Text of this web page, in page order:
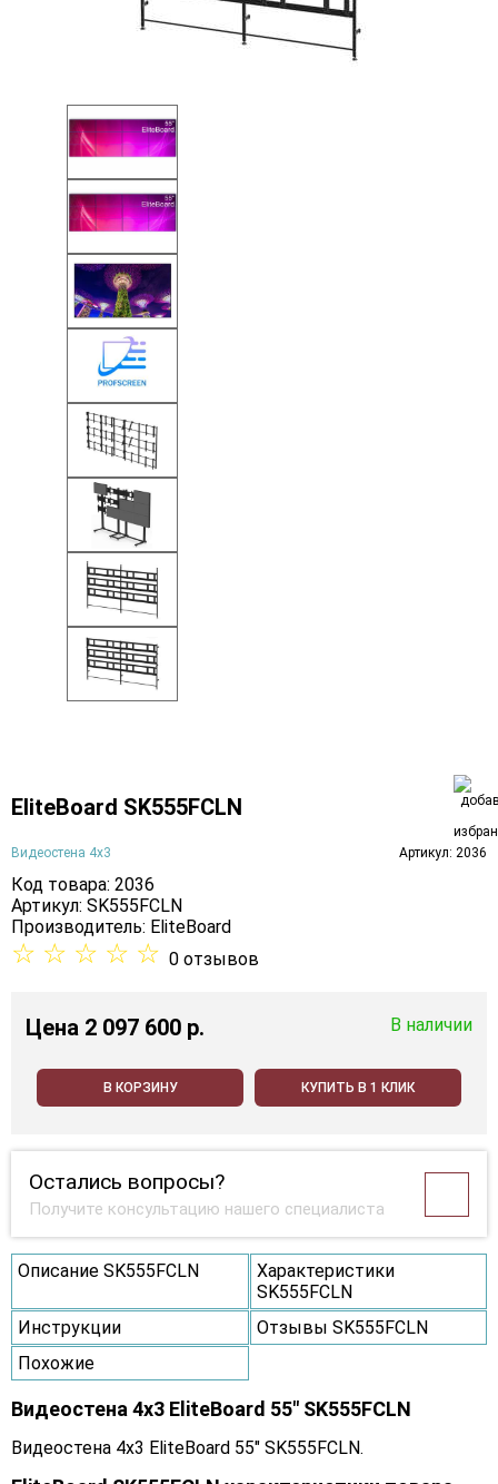
EliteBoard SK555FCLN
Видеостена 4х3 Артикул: 2036
Код товара: 2036
Артикул: SK555FCLN
Производитель: EliteBoard
☆ ☆ ☆ ☆ ☆ 0 отзывов
Цена 2 097 600 p. В наличии
В КОРЗИНУ КУПИТЬ В 1 КЛИК
Остались вопросы?
Получите консультацию нашего специалиста
Описание SK555FCLN
Характеристики
SK555FCLN
Инструкции
Отзывы SK555FCLN
Похожие
Видеостена 4x3 EliteBoard 55" SK555FCLN
Видеостена 4x3 EliteBoard 55" SK555FCLN.